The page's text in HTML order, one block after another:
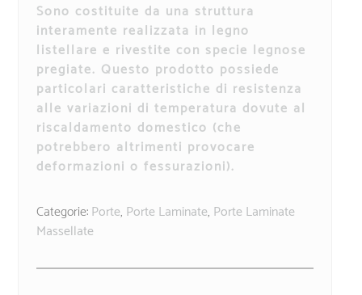
Sono costituite da una struttura
interamente realizzata in legno
listellare e rivestite con specie legnose
pregiate. Questo prodotto possiede
particolari caratteristiche di resistenza
alle variazioni di temperatura dovute al
riscaldamento domestico (che
potrebbero altrimenti provocare
deformazioni o fessurazioni).
Categorie:Porte, Porte Laminate, Porte Laminate
Massellate